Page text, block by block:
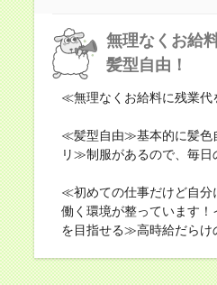
無理なくお給
髪型自由！
≪無理なくお給料に残業代
≪髪型自由≫基本的に髪色
リ≫制服があるので、毎日
≪初めての仕事だけど自分
働く環境が整っています
を目指せる≫高時給だらけ